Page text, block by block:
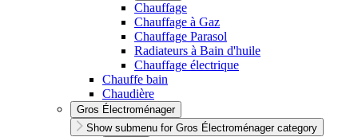
Chauffage
Chauffage à Gaz
Chauffage Parasol
Radiateurs à Bain d'huile
Chauffage électrique
Chauffe bain
Chaudière
Gros Électroménager
Show submenu for Gros Électroménager category